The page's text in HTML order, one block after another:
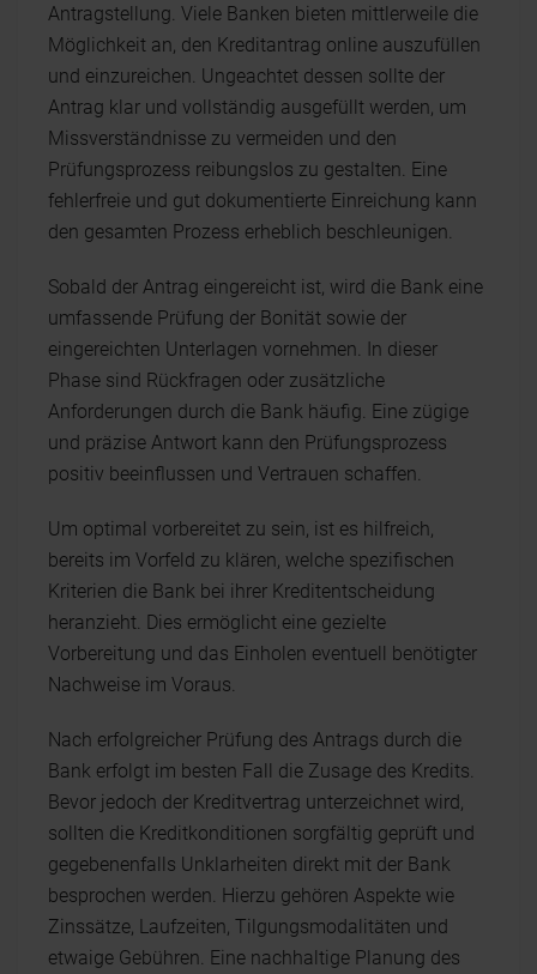
Antragstellung. Viele Banken bieten mittlerweile die
Möglichkeit an, den Kreditantrag online auszufüllen
und einzureichen. Ungeachtet dessen sollte der
Antrag klar und vollständig ausgefüllt werden, um
Missverständnisse zu vermeiden und den
Prüfungsprozess reibungslos zu gestalten. Eine
fehlerfreie und gut dokumentierte Einreichung kann
den gesamten Prozess erheblich beschleunigen.
Sobald der Antrag eingereicht ist, wird die Bank eine
umfassende Prüfung der Bonität sowie der
eingereichten Unterlagen vornehmen. In dieser
Phase sind Rückfragen oder zusätzliche
Anforderungen durch die Bank häufig. Eine zügige
und präzise Antwort kann den Prüfungsprozess
positiv beeinflussen und Vertrauen schaffen.
Um optimal vorbereitet zu sein, ist es hilfreich,
bereits im Vorfeld zu klären, welche spezifischen
Kriterien die Bank bei ihrer Kreditentscheidung
heranzieht. Dies ermöglicht eine gezielte
Vorbereitung und das Einholen eventuell benötigter
Nachweise im Voraus.
Nach erfolgreicher Prüfung des Antrags durch die
Bank erfolgt im besten Fall die Zusage des Kredits.
Bevor jedoch der Kreditvertrag unterzeichnet wird,
sollten die Kreditkonditionen sorgfältig geprüft und
gegebenenfalls Unklarheiten direkt mit der Bank
besprochen werden. Hierzu gehören Aspekte wie
Zinssätze, Laufzeiten, Tilgungsmodalitäten und
etwaige Gebühren. Eine nachhaltige Planung des